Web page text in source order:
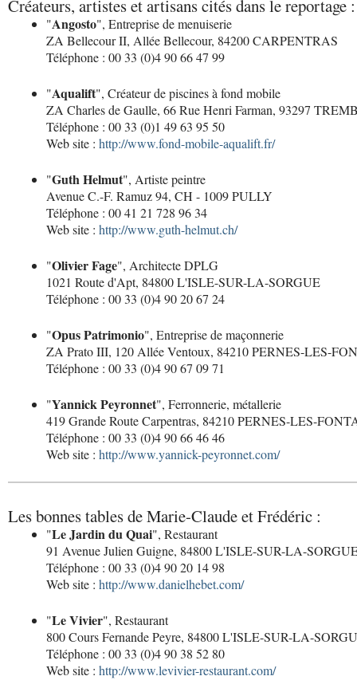
Créateurs, artistes et artisans cités dans le reportage :
"Angosto", Entreprise de menuiserie
ZA Bellecour II, Allée Bellecour, 84200 CARPENTRAS
Téléphone : 00 33 (0)4 90 66 47 99
"Aqualift", Créateur de piscines à fond mobile
ZA Charles de Gaulle, 66 Rue Henri Farman, 93297
Téléphone : 00 33 (0)1 49 63 95 50
Web site : http://www.fond-mobile-aqualift.fr/
"Guth Helmut", Artiste peintre
Avenue C.-F. Ramuz 94, CH - 1009 PULLY
Téléphone : 00 41 21 728 96 34
Web site : http://www.guth-helmut.ch/
"Olivier Fage", Architecte DPLG
1021 Route d'Apt, 84800 L'ISLE-SUR-LA-SORGUE
Téléphone : 00 33 (0)4 90 20 67 24
"Opus Patrimonio", Entreprise de maçonnerie
ZA Prato III, 120 Allée Ventoux, 84210 PERNES-LES-
Téléphone : 00 33 (0)4 90 67 09 71
"Yannick Peyronnet", Ferronnerie, métallerie
419 Grande Route Carpentras, 84210 PERNES-LES-
Téléphone : 00 33 (0)4 90 66 46 46
Web site : http://www.yannick-peyronnet.com/
Les bonnes tables de Marie-Claude et Frédéric :
"Le Jardin du Quai", Restaurant
91 Avenue Julien Guigne, 84800 L'ISLE-SUR-LA-
Téléphone : 00 33 (0)4 90 20 14 98
Web site : http://www.danielhebet.com/
"Le Vivier", Restaurant
800 Cours Fernande Peyre, 84800 L'ISLE-SUR-LA-
Téléphone : 00 33 (0)4 90 38 52 80
Web site : http://www.levivier-restaurant.com/